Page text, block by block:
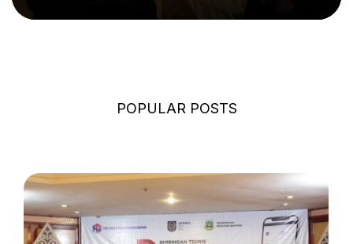
POPULAR POSTS